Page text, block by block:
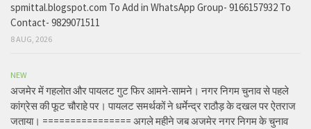
spmittal.blogspot.com To Add in WhatsApp Group- 9166157932 To
Contact- 9829071511
8 AUG, 2026
NEW
अजमेर में गहलोत और पायलट गुट फिर आमने-सामने। नगर निगम चुनाव से पहले
कांग्रेस की फूट चौराहे पर। पायलट समर्थकों ने धर्मेन्द्र राठौड़ के दखल पर ऐतराज
जताया। ================ अगले महीने जब अजमेर नगर निगम के चुनाव